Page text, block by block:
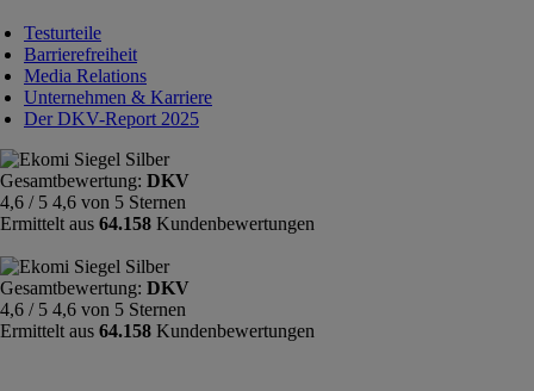
Testurteile
Barrierefreiheit
Media Relations
Unternehmen & Karriere
Der DKV-Report 2025
Gesamtbewertung: DKV
4,6 / 5 4,6 von 5 Sternen
Ermittelt aus 64.158 Kundenbewertungen
Gesamtbewertung: DKV
4,6 / 5 4,6 von 5 Sternen
Ermittelt aus 64.158 Kundenbewertungen